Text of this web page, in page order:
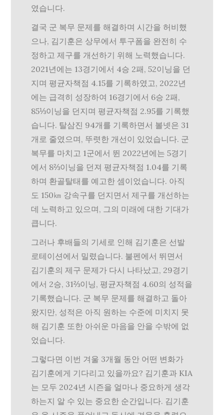
였습니다.
결국 군 복무 문제를 해결하며 시간을 허비했
으나, 김기훈은 상무에서 투구폼을 완전히 수
정하고 제구를 개선하기 위해 노력했습니다.
2021년에는 13경기에서 4승 2패, 52이닝을 던
지며 평균자책점 4.15를 기록하였고, 2022년
에는 급격히 성장하여 16경기에서 6승 2패,
85⅓이닝을 던지며 평균자책점 2.95를 기록했
습니다. 탈삼진 94개를 기록하면서 볼넷은 31
개로 줄였으며, 뚜렷한 개선이 있었습니다. 군
복무를 마치고 1군에서 뛴 2022년에는 5경기
에서 8⅔이닝을 던져 평균자책점 1.04를 기록
하며 환골탈태를 예고한 셈이었습니다. 아직
도 150㎞ 강속구를 던지면서 제구를 개선하는
데 노력하고 있으며, 그의 미래에 대한 기대가
큽니다.
그러나 후배들의 기세로 인해 김기훈은 선발
로테이션에서 밀렸습니다. 불펜에서 뛰면서
김기훈의 제구 문제가 다시 나타났고, 29경기
에서 2승, 31⅔이닝, 평균자책점 4.60의 성적을
기록했습니다. 군 복무 문제를 해결하고 돌아
왔지만, 성적은 아직 원하는 수준에 미치지 못
해 김기훈 또한 아쉬운 마음을 안을 수밖에 없
었습니다.
그렇다면 이번 겨울 3개월 동안 어떤 변화가
김기훈에게 기다리고 있을까요? 김기훈과 KIA
는 모두 2024년 시즌을 얼마나 중요하게 생각
하는지 알 수 있는 중요한 순간입니다. 김기훈